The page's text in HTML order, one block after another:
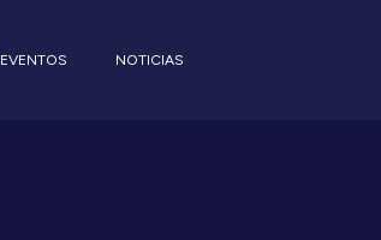
EVENTOS NOTICIAS